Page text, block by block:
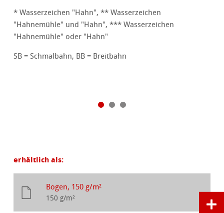
* Wasserzeichen "Hahn", ** Wasserzeichen
"Hahnemühle" und "Hahn", *** Wasserzeichen
"Hahnemühle" oder "Hahn"
SB = Schmalbahn, BB = Breitbahn
erhältlich als:
Bogen, 150 g/m²
150 g/m²